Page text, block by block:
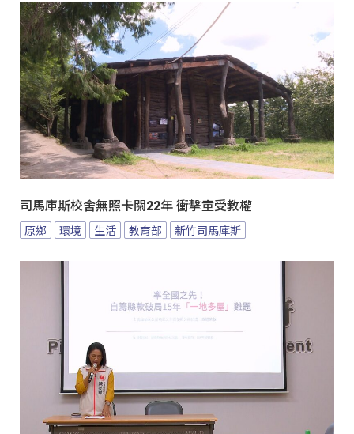
司馬庫斯校舍無照卡關22年 衝擊童受教權
原鄉 環境 生活 教育部 新竹司馬庫斯